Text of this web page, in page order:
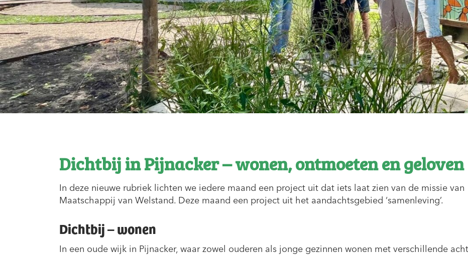
Dichtbij in Pijnacker – wonen, ontmoeten en geloven
In deze nieuwe rubriek lichten we iedere maand een project uit dat iets laat zien van de missie van
Maatschappij van Welstand. Deze maand een project uit het aandachtsgebied ‘samenleving’.
Dichtbij – wonen
In een oude wijk in Pijnacker, waar zowel ouderen als jonge gezinnen wonen met verschillende